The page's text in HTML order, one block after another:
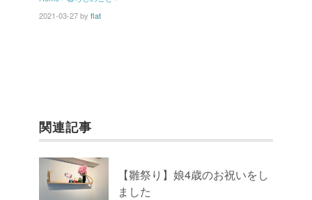
2021-03-27by flat
関連記事
【雛祭り】娘4歳のお祝いをし
ました